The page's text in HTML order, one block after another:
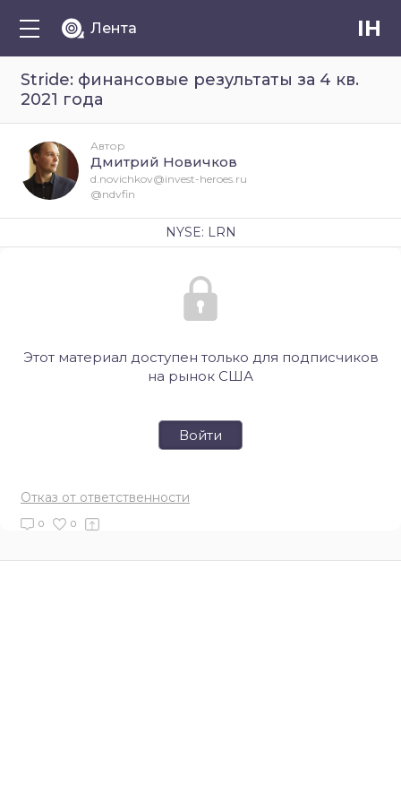
Лента IH
Stride: финансовые результаты за 4 кв.
2021 года
Этот материал доступен только для подписчиков
на рынок США
Войти
Отказ от ответственности
0 0
Автор
Дмитрий Новичков
d.novichkov@invest-heroes.ru
@ndvfin
NYSE: LRN